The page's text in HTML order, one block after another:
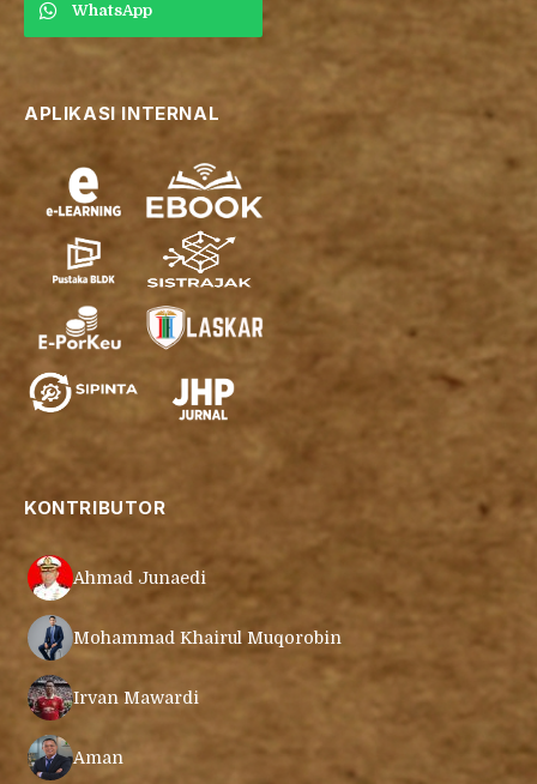
WhatsApp
APLIKASI INTERNAL
KONTRIBUTOR
Ahmad Junaedi
Mohammad Khairul Muqorobin
Irvan Mawardi
Aman